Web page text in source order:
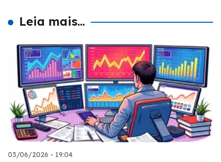
Leia mais...
03/06/2026 - 19:04